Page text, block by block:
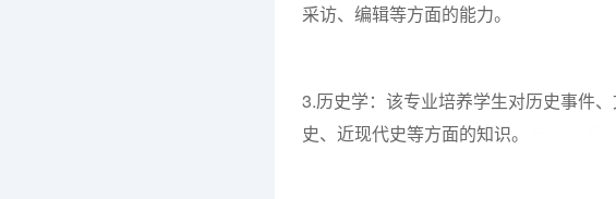
采访、编辑等方面的能力。
3.历史学：该专业培养学生对历史事件
史、近现代史等方面的知识。